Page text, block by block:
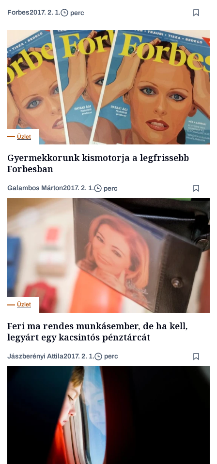
Forbes2017. 2. 1. perc
Üzlet
Gyermekkorunk kismotorja a legfrissebb
Forbesban
Galambos Márton2017. 2. 1. perc
Üzlet
Feri ma rendes munkásember, de ha kell,
legyárt egy kacsintós pénztárcát
Jászberényi Attila2017. 2. 1. perc